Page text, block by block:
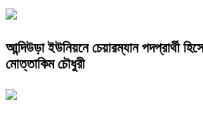
আন্দিউড়া ইউনিয়নে চেয়ারম্যান পদপ্রার্থী
মোত্তাকিম চৌধুরী